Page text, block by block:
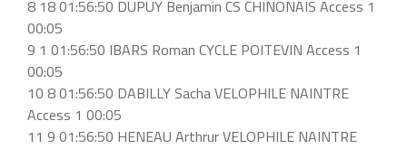
8 18 01:56:50 DUPUY Benjamin CS CHINONAIS Access 1
00:05
9 1 01:56:50 IBARS Roman CYCLE POITEVIN Access 1
00:05
10 8 01:56:50 DABILLY Sacha VELOPHILE NAINTRE
Access 1 00:05
11 9 01:56:50 HENEAU Arthrur VELOPHILE NAINTRE